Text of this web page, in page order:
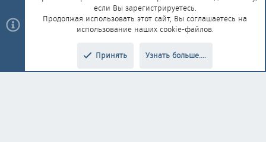
Политика конфиденциальности
Помощь Главная
R
add-ons by ThemeHouse Перевод от Jumuro®
если Вы зарегистрируетесь.
Продолжая использовать этот сайт, Вы соглашаетесь на
использование наших cookie-файлов.
Принять Узнать больше....